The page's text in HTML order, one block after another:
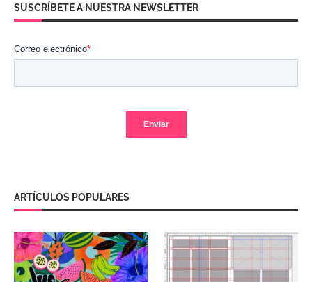
SUSCRÍBETE A NUESTRA NEWSLETTER
ARTÍCULOS POPULARES